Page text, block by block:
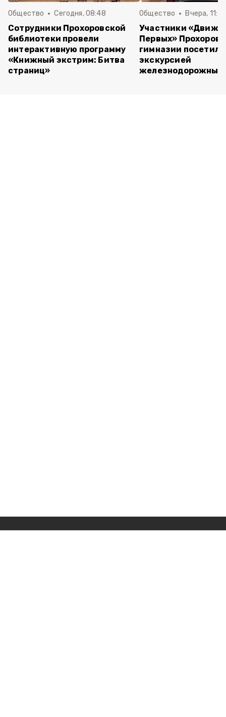
Общество Сегодня, 08:48
Сотрудники Прохоровской
библиотеки провели
интерактивную программу
«Книжный экстрим: Битва
страниц»
Общество Вчера,
Участники
Первых»
гимназии
экскурсией
железнодорожный